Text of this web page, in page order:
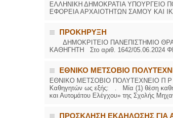
ΕΛΛΗΝΙΚΗ ΔΗΜΟΚΡΑΤΙΑ ΥΠΟΥΡΓΕΙΟ
ΕΦΟΡΕΙΑ ΑΡΧΑΙΟΤΗΤΩΝ ΣΑΜΟΥ
ΠΡΟΚΗΡΥΞΗ
ΔΗΜΟΚΡΙΤΕΙΟ ΠΑΝΕΠΙΣΤΗΜΙΟ
ΚΑΘΗΓΗΤΗ Στο αριθ. 1642/05.06.2024
ΕΘΝΙΚΟ ΜΕΤΣΟΒΙΟ
ΕΘΝΙΚΟ ΜΕΤΣΟΒΙΟ ΠΟΛΥΤΕΧΝΕΙΟ Π Ρ Υ
Καθηγητών ως εξής: . Μία (1) θέση
και Αυτομάτου Ελέγχου» της Σχολής
ΠΡΟΣΚΛΗΣΗ ΕΚΔΗΛΩΣΗΣ ΓΙΑ